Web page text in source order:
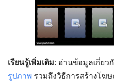
เรียนรู้เพิ่มเติม: อ่านข้อมูลเกี่ยว
รูปภาพ รวมถึงวิธีการสร้างโฆ